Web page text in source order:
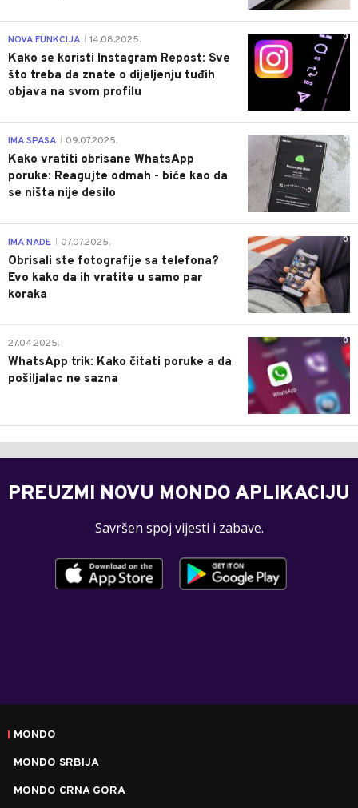
0
NOVA FUNKCIJA 14.08.2025.
Kako se koristi Instagram Repost: Sve
što treba da znate o dijeljenju tuđih
objava na svom profilu
0
IMA SPASA 09.07.2025.
Kako vratiti obrisane WhatsApp
poruke: Reagujte odmah - biće kao da
se ništa nije desilo
0
IMA NADE 07.07.2025.
Obrisali ste fotografije sa telefona?
Evo kako da ih vratite u samo par
koraka
0
27.04.2025.
WhatsApp trik: Kako čitati poruke a da
pošiljalac ne sazna
PREUZMI NOVU MONDO APLIKACIJU
Savršen spoj vijesti i zabave.
MONDO
MONDO SRBIJA
MONDO CRNA GORA